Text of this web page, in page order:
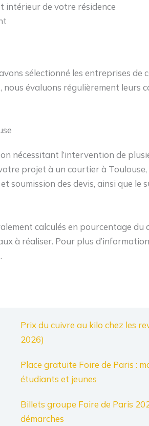
intérieur de votre résidence
sélectionné les entreprises
évaluons régulièrement
nécessitant l’intervention de
projet à un courtier à
des devis, ainsi que le
calculés en pourcentage
à réaliser. Pour plus
Prix du cuivre au kilo chez les
2026)
Place gratuite Foire de Paris :
étudiants et jeunes
Billets groupe Foire de Paris
démarches